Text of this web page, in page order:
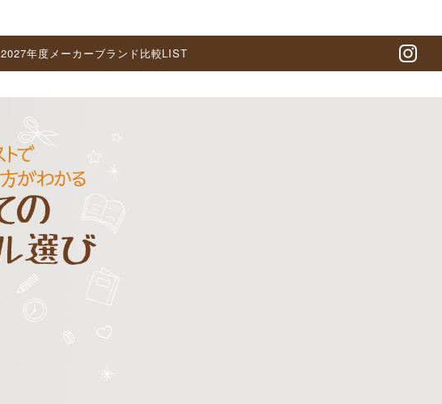
2027年度メーカーブランド比較LIST